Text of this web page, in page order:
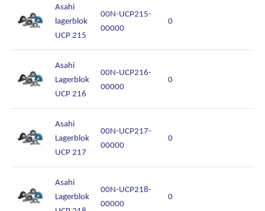
Asahi
lagerblok
UCP 215
00N-UCP215-
00000
0
Asahi
Lagerblok
UCP 216
00N-UCP216-
00000
0
Asahi
Lagerblok
UCP 217
00N-UCP217-
00000
0
Asahi
Lagerblok
00N-UCP218-
00000
0